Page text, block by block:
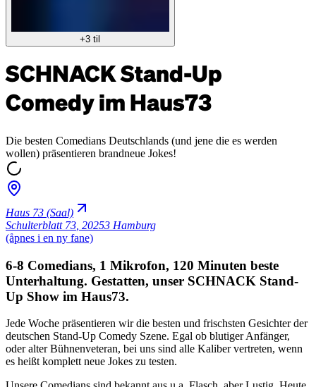
+3 til
SCHNACK Stand-Up
Comedy im Haus73
Die besten Comedians Deutschlands (und jene die es werden
wollen) präsentieren brandneue Jokes!
Haus 73 (Saal)
Schulterblatt 73 20253 Hamburg
(åpnes i en ny fane)
6-8 Comedians, 1 Mikrofon, 120 Minuten beste
Unterhaltung. Gestatten, unser SCHNACK Stand-
Up Show im Haus73.
Jede Woche präsentieren wir die besten und frischsten Gesichter der
deutschen Stand-Up Comedy Szene. Egal ob blutiger Anfänger,
oder alter Bühnenveteran, bei uns sind alle Kaliber vertreten, wenn
es heißt komplett neue Jokes zu testen.